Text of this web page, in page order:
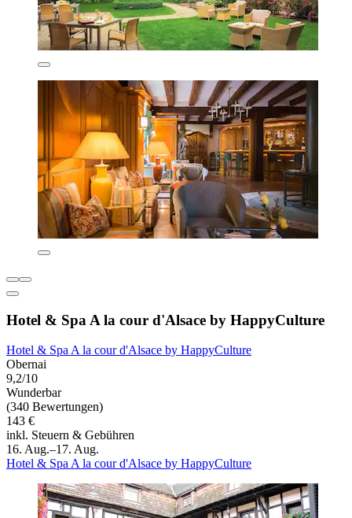
Hotel & Spa A la cour d'Alsace by HappyCulture
Hotel & Spa A la cour d'Alsace by HappyCulture
Obernai
9,2/10
Wunderbar
(340 Bewertungen)
143 €
inkl. Steuern & Gebühren
16. Aug.–17. Aug.
Hotel & Spa A la cour d'Alsace by HappyCulture